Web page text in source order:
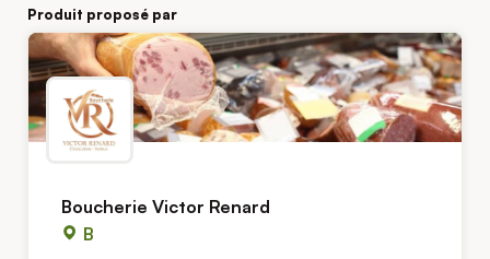
Produit proposé par
Boucherie Victor Renard
B